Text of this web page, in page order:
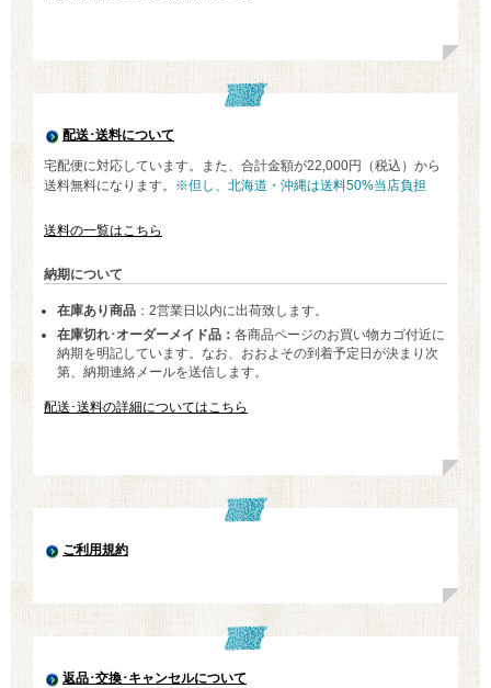
配送･送料について
宅配便に対応しています。また、合計金額が22,000円（税込）から
送料無料になります。 ※但し、北海道・沖縄は送料50%当店負担
送料の一覧はこちら
納期について
在庫あり商品：2営業日以内に出荷致します。
在庫切れ･オーダーメイド品： 各商品ページのお買い物カゴ付近に
納期を明記しています。なお、おおよその到着予定日が決まり次
第、納期連絡メールを送信します。
配送･送料の詳細についてはこちら
ご利用規約
返品･交換･キャンセルについて